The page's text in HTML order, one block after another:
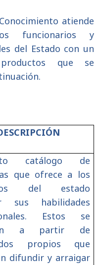
atiende
funcionarios y
del Estado con un
que se
catálogo de
que ofrece a los
del estado
sus habilidades
Estos se
a partir de
propios que
difundir y arraigar